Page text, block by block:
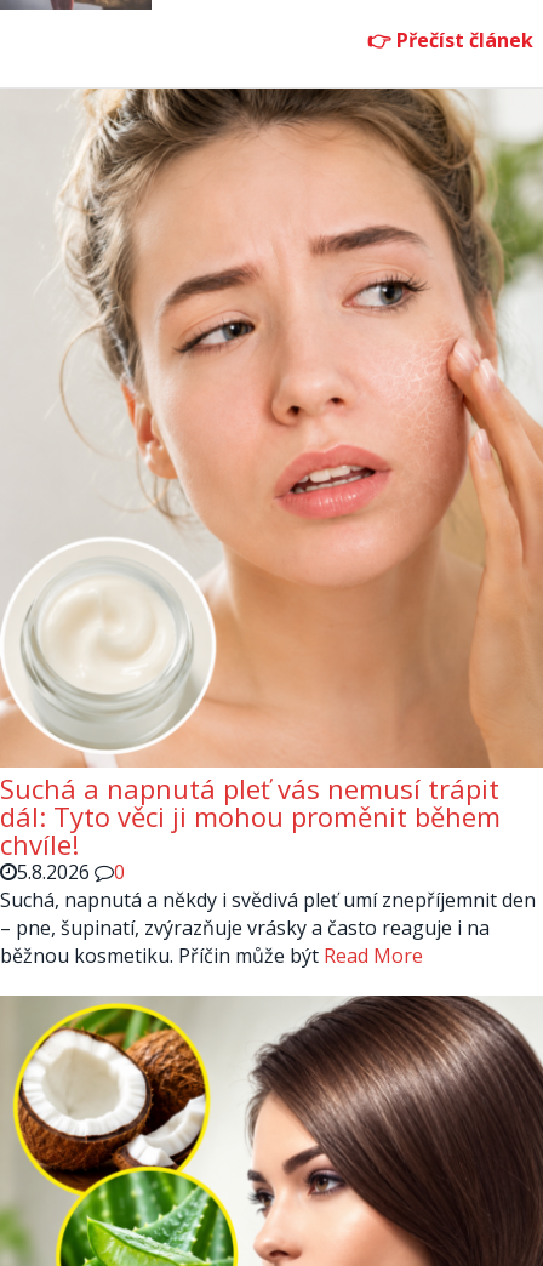
Suchá a napnutá pleť vás nemusí trápit
dál: Tyto věci ji mohou proměnit během
chvíle!
5.8.2026
0
Suchá, napnutá a někdy i svědivá pleť umí znepříjemnit den
– pne, šupinatí, zvýrazňuje vrásky a často reaguje i na
běžnou kosmetiku. Příčin může být Read More